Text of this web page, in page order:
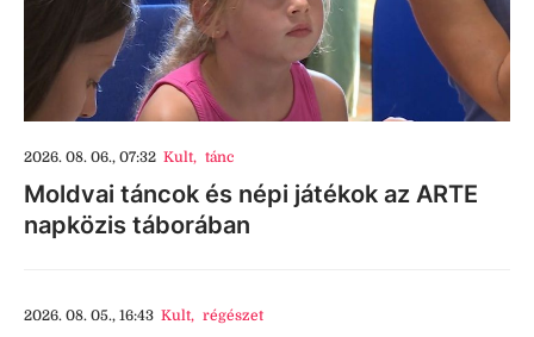
2026. 08. 06., 07:32 Kult, tánc
Moldvai táncok és népi játékok az ARTE
napközis táborában
2026. 08. 05., 16:43 Kult, régészet